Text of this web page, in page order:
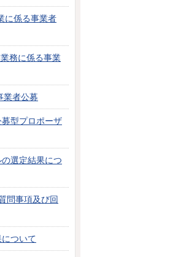
に係る事業者
務に係る事業
業者公募
型プロポーザ
選定結果につ
問事項及び回
ついて